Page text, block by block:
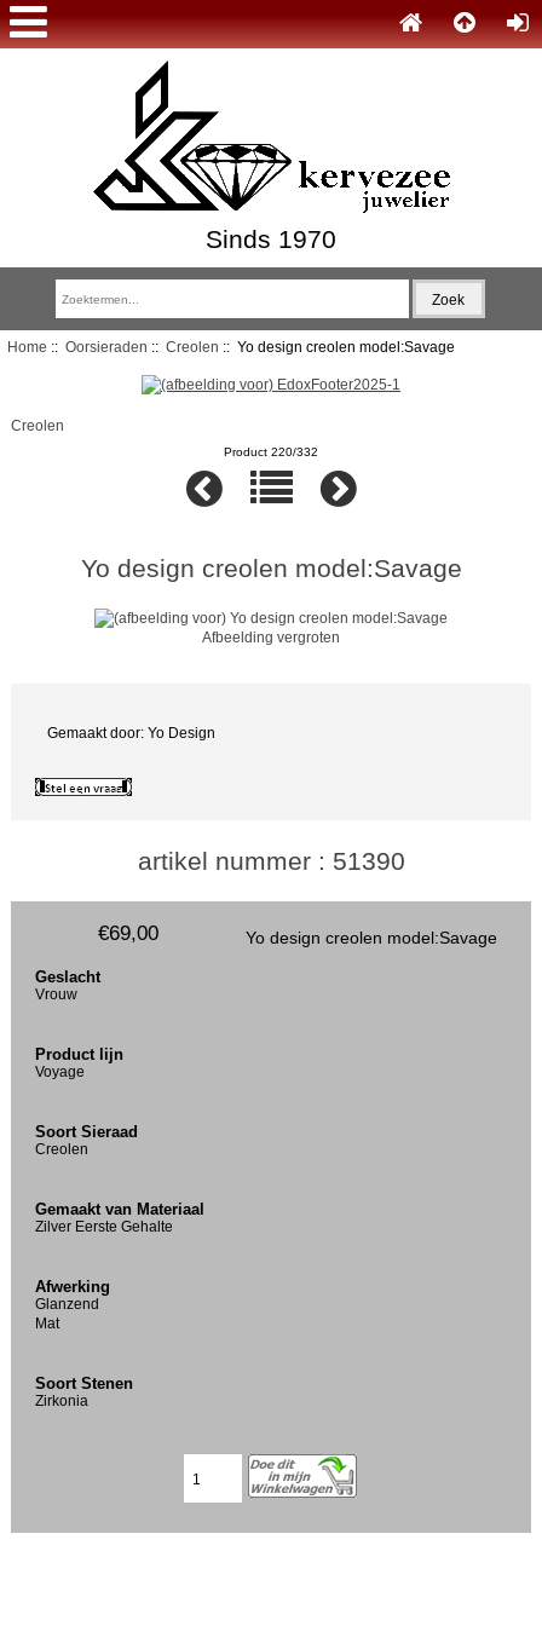
Sinds 1970
Home :: Oorsieraden :: Creolen :: Yo design creolen model:Savage
Creolen
Product 220/332
Yo design creolen model:Savage
Afbeelding vergroten
Gemaakt door: Yo Design
artikel nummer : 51390
Yo design creolen model:Savage
€69,00
Geslacht
Vrouw
Product lijn
Voyage
Soort Sieraad
Creolen
Gemaakt van Materiaal
Zilver Eerste Gehalte
Afwerking
Glanzend
Mat
Soort Stenen
Zirkonia